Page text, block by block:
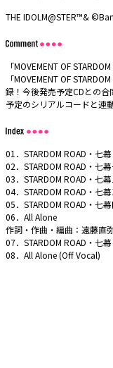
THE IDOLM@STER™&
「MOVEMENT OF
「MOVEMENT OF
録！今後発売予定CDとの
予定のシリアルコードと連
01．STARDOM ROAD・七
02．STARDOM ROAD・七
03．STARDOM ROAD・七
04．STARDOM ROAD・七
05．STARDOM ROAD・七
06．All Alone
作詞・作曲・編曲：遠藤直
07．STARDOM ROAD・七
08．All Alone (Off Vocal)